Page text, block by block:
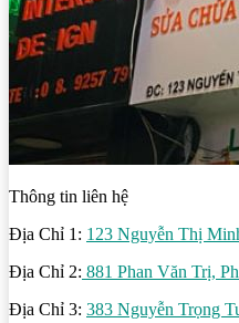
Thông tin liên hệ
Địa Chỉ 1: 123 Nguyễn Thị
Địa Chỉ 2: 881 Phan Văn Trị,
Địa Chỉ 3: 383 Nguyễn Trọng